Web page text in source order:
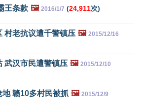
王条款 🖼️ 2016/1/7 (24,911次)
村老抗议遭千警镇压 🖼️ 2015/12/16
武汉市民遭警镇压 🖼️ 2015/12/10
赣10多村民被抓 🖼️ 2015/12/9